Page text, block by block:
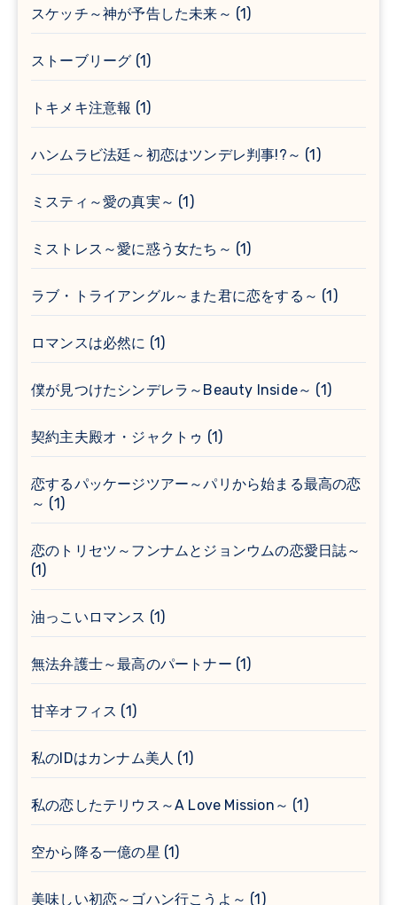
スケッチ～神が予告した未来～ (1)
ストーブリーグ (1)
トキメキ注意報 (1)
ハンムラビ法廷～初恋はツンデレ判事!?～ (1)
ミスティ～愛の真実～ (1)
ミストレス～愛に惑う女たち～ (1)
ラブ・トライアングル～また君に恋をする～ (1)
ロマンスは必然に (1)
僕が見つけたシンデレラ～Beauty Inside～ (1)
契約主夫殿オ・ジャクトゥ (1)
恋するパッケージツアー～パリから始まる最高の恋
～ (1)
恋のトリセツ～フンナムとジョンウムの恋愛日誌～
(1)
油っこいロマンス (1)
無法弁護士～最高のパートナー (1)
甘辛オフィス (1)
私のIDはカンナム美人 (1)
私の恋したテリウス～A Love Mission～ (1)
空から降る一億の星 (1)
美味しい初恋～ゴハン行こうよ～ (1)